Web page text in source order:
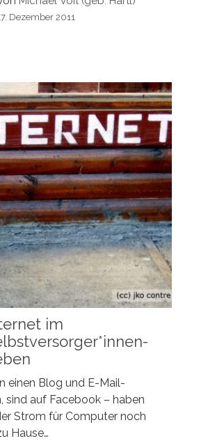
Dezember 2011
im
einen Blog und E-Mail-
sind auf Facebook – haben
Strom für Computer noch
Hause…